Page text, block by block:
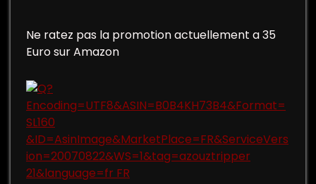
Ne ratez pas la promotion actuellement a 35
Euro sur Amazon